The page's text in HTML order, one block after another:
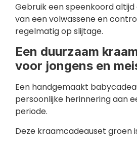
Gebruik een speenkoord
van een volwassene en
regelmatig op slijtage.
Een duurzaam
voor jongens en
Een handgemaakt
persoonlijke herinnering aan
periode.
Deze kraamcadeauset groen